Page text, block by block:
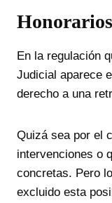
En la regulación
Judicial aparece
derecho a una
Quizá sea por el
intervenciones o
concretas. Pero
excluido esta